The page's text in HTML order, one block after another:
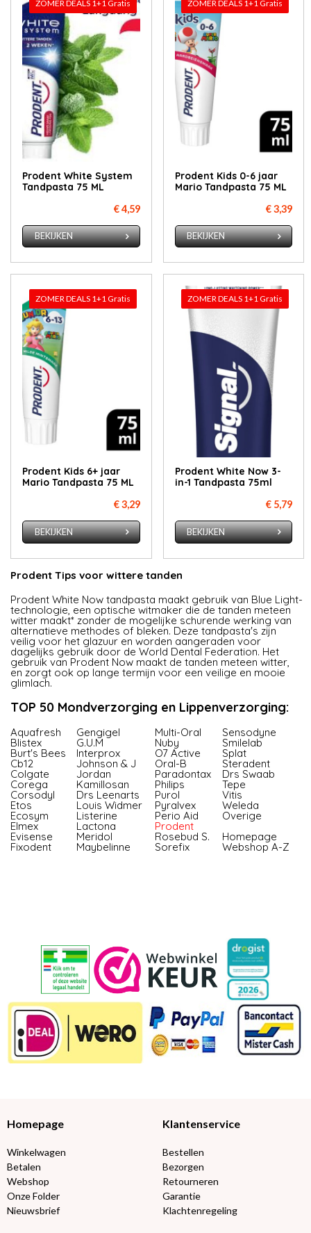
ZOMER DEALS 1+1 Gratis
Prodent White System
Tandpasta 75 ML
€ 4,59
BEKIJKEN
ZOMER DEALS 1+1 Gratis
Prodent Kids 0-6 jaar
Mario Tandpasta 75 ML
€ 3,39
BEKIJKEN
ZOMER DEALS 1+1 Gratis
Prodent Kids 6+ jaar
Mario Tandpasta 75 ML
€ 3,29
BEKIJKEN
ZOMER DEALS 1+1 Gratis
Prodent White Now 3-
in-1 Tandpasta 75ml
€ 5,79
BEKIJKEN
Prodent Tips voor wittere tanden
Prodent White Now tandpasta maakt gebruik van Blue Light-
technologie, een optische witmaker die de tanden meteen
witter maakt* zonder de mogelijke schurende werking van
alternatieve methodes of bleken. Deze tandpasta's zijn
veilig voor het glazuur en worden aangeraden voor
dagelijks gebruik door de World Dental Federation. Het
gebruik van Prodent Now maakt de tanden meteen witter,
en zorgt ook op lange termijn voor een veilige en mooie
glimlach.
TOP 50 Mondverzorging en Lippenverzorging:
Aquafresh Gengigel Multi-Oral Sensodyne
Blistex G.U.M Nuby Smilelab
Burt's Bees Interprox O7 Active Splat
Cb12 Johnson & J Oral-B Steradent
Colgate Jordan Paradontax Drs Swaab
Corega Kamillosan Philips Tepe
Corsodyl Drs Leenarts Purol Vitis
Etos Louis Widmer Pyralvex Weleda
Ecosym Listerine Perio Aid Overige
Elmex Lactona Prodent
Evisense Meridol Rosebud S. Homepage
Fixodent Maybelinne Sorefix Webshop A-Z
Homepage
Winkelwagen
Betalen
Webshop
Onze Folder
Nieuwsbrief
Klantenservice
Bestellen
Bezorgen
Retourneren
Garantie
Klachtenregeling